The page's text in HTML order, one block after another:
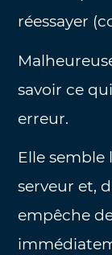
réessayer
savoir ce
erreur.
Elle semble
serveur et,
empêche